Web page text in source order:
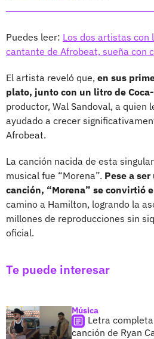
Puedes leer: Los dos artistas con
cantante de Afrobeat, sueña con
El artista reveló que, en sus
plato, junto con un litro de
productor, Wal Sandoval, a quien
ayudado a crecer
Afrobeat.
La canción nacida de esta
musical fue “Morena”. Pese a
canción, “Morena” se convirtió
camino a Hamilton, logrando la
millones de reproducciones sin
oficial.
Te puede interesar
Música
Letra
canción de Ryan